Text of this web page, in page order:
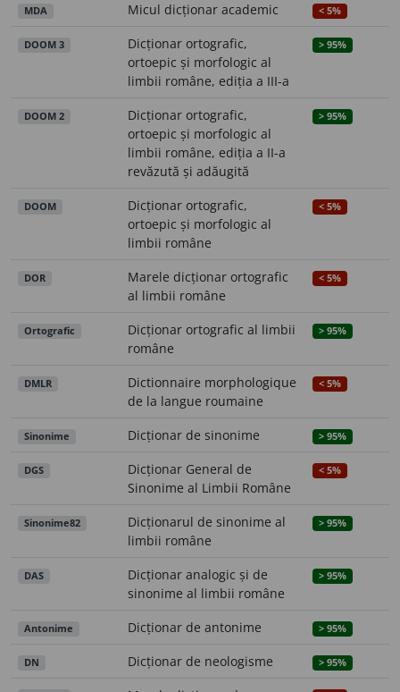
MDA Micul dicționar academic < 5%
DOOM 3
Dicționar ortografic,
ortoepic și morfologic al
limbii române, ediția a III-a
> 95%
DOOM 2
Dicționar ortografic,
ortoepic și morfologic al
limbii române, ediția a II-a
revăzută și adăugită
> 95%
DOOM
Dicționar ortografic,
ortoepic și morfologic al
limbii române
< 5%
DOR
Marele dicționar ortografic
al limbii române
< 5%
Ortografic
Dicționar ortografic al limbii
române
> 95%
DMLR
Dictionnaire morphologique
de la langue roumaine
< 5%
Sinonime Dicționar de sinonime > 95%
DGS
Dicționar General de
Sinonime al Limbii Române
< 5%
Sinonime82
Dicționarul de sinonime al
limbii române
> 95%
DAS
Dicționar analogic și de
sinonime al limbii române
> 95%
Antonime Dicționar de antonime > 95%
DN Dicționar de neologisme > 95%